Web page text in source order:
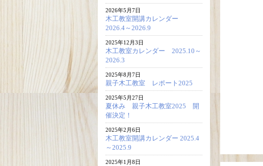
2026年5月7日
木工教室開講カレンダー
2026.4～2026.9
2025年12月3日
木工教室カレンダー 2025.10～
2026.3
2025年8月7日
親子木工教室 レポート2025
2025年5月27日
夏休み 親子木工教室2025 開
催決定！
2025年2月6日
木工教室開講カレンダー 2025.4
～2025.9
2025年1月8日